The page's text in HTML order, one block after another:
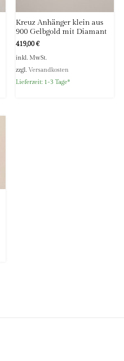
Kreuz Anhänger klein aus
900 Gelbgold mit Diamant
419,00€
inkl. MwSt.
zzgl. Versandkosten
Lieferzeit: 1-3 Tage*